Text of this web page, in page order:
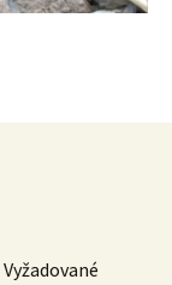
Vyžadované